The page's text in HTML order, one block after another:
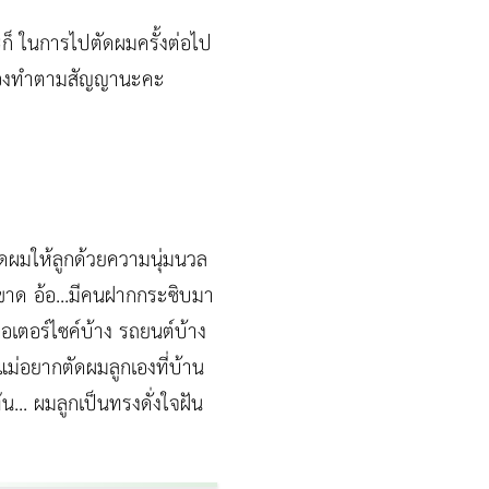
นการไปตัดผมครั้งต่อไป
ทำตามสัญญานะคะ
มให้ลูกด้วยความนุ่มนวล
ด อ้อ...มีคนฝากกระซิบมา
ตอร์ไซค์บ้าง รถยนต์บ้าง
อยากตัดผมลูกเองที่บ้าน
ผมลูกเป็นทรงดั่งใจฝัน